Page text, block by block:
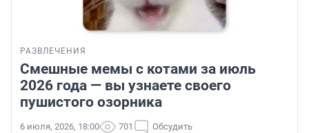
РАЗВЛЕЧЕНИЯ
Смешные мемы с котами за июль
2026 года — вы узнаете своего
пушистого озорника
6 июля, 2026, 18:00 701 Обсудить